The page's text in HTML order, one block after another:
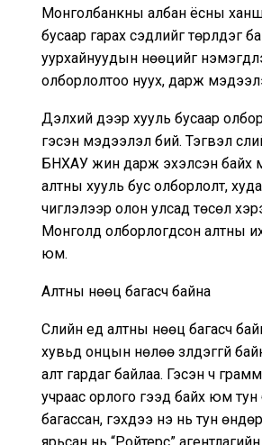
Монголбанкны албан ёсны
бусаар гарах сэдлийг
уурхайнуудын нөөцийг
олборлолтоо нуух, дарж
Дэлхий дээр хууль бусаар
гэсэн мэдээлэл бий. Тэгвэл
БНХАУ жин дарж эхэлсэн байх
алтны хууль бус олборлолт,
чиглэлээр олон улсад төсөл
Монголд олборлогдсон алтны
юм.
Алтны нөөц багасч байна
Сүүлийн үед алтны нөөц багасч
хувьд онцын нөлөө үзүүлдэггүй
алт гардаг байлаа. Гэсэн ч
учраас орлого гээд байх юм
багассан, гэхдээ үнэ нь тун